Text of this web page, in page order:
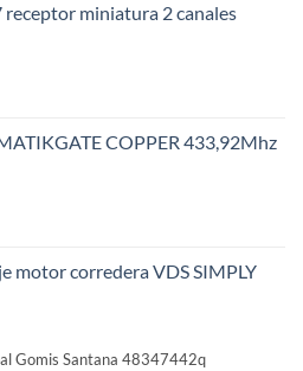
miniatura 2 canales
COPPER 433,92Mhz
motor corredera VDS SIMPLY
Gomis Santana 48347442q